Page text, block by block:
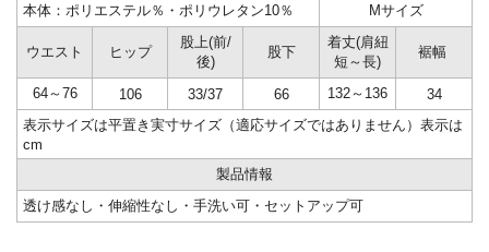
本体：ポリエステル％・ポリウレタン10％
Mサイズ
ウエスト ヒップ
股上(前/
後)
股下
着丈(肩紐
短～長)
裾幅
64～76 106 33/37 66 132～136
34
表示サイズは平置き実寸サイズ（適応サイズではありません）表示は
cm
製品情報
透け感なし・伸縮性なし・手洗い可・セットアップ可